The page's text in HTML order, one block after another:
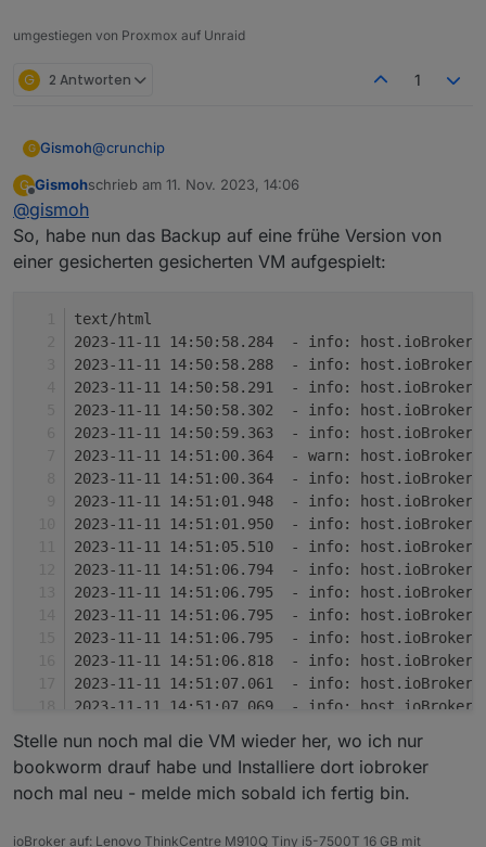
# considered PathSections. Using manual
# thousands of times so micro performance
        tail = section[-
6:]
if tail[-1] == "s":
return tail[- 4 :] == "_dir"
return False
# base_non_configuration_keys is a list of
# itself and should not be propagated into
# with a list that can come from the
# create non_configuration_keys.
base_non_configuration_keys = [
# Sections that must exist inside targets
"actions" ,
"configurations" ,
"copies" ,
"default_configuration",
"dependencies" ,
"libraries",
"postbuilds",
"product_dir"
umgestiegen von Proxmox auf Unraid
G 2 Antworten 1
G Gismoh@crunchip
gibt es auch.
G
Offline
Gismohschrieb am 11. Nov. 2023, 14:06
zuletzt editiert von
@gismoh
So, habe nun das Backup auf eine frühe Version von
einer gesicherten gesicherten VM aufgespielt:
text/html
2023-11-11 14:50:58.284  - info:
2023-11-11 14:50:58.288  - info:
2023-11-11 14:50:58.291  - info:
2023-11-11 14:50:58.302  - info:
2023-11-11 14:50:59.363  - info:
2023-11-11 14:51:00.364  - warn:
2023-11-11 14:51:00.364  - info:
2023-11-11 14:51:01.948  - info:
2023-11-11 14:51:01.950  - info:
2023-11-11 14:51:05.510  - info:
2023-11-11 14:51:06.794  - info:
2023-11-11 14:51:06.795  - info:
2023-11-11 14:51:06.795  - info:
2023-11-11 14:51:06.795  - info:
2023-11-11 14:51:06.818  - info:
2023-11-11 14:51:07.061  - info:
2023-11-11 14:51:07.069  - info:
2023-11-11 14:51:07.076  - info:
2023-11-11 14:51:07.090  - info:
2023-11-11 14:51:07.094  - info:
2023-11-11 14:51:07.102  - info:
Stelle nun noch mal die VM wieder her, wo ich nur
bookworm drauf habe und Installiere dort iobroker
noch mal neu - melde mich sobald ich fertig bin.
ioBroker auf: Lenovo ThinkCentre M910Q Tiny i5-7500T 16 GB mit